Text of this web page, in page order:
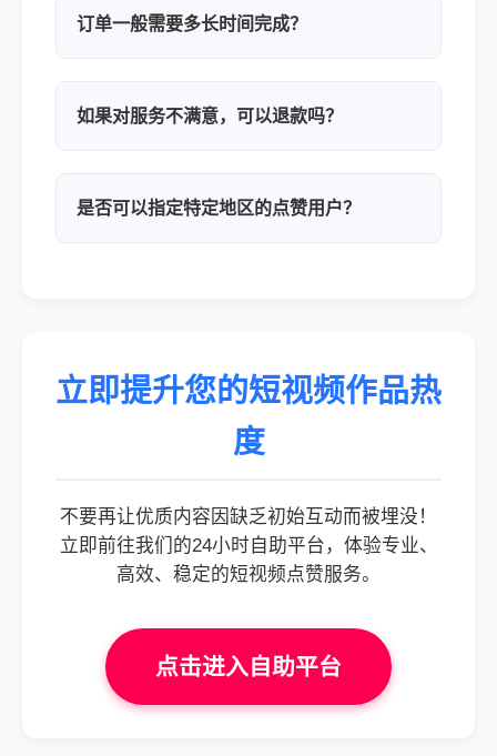
订单一般需要多长时间完成？
如果对服务不满意，可以退款吗？
是否可以指定特定地区的点赞用户？
立即提升您的短视频作品热
度
不要再让优质内容因缺乏初始互动而被埋没！
立即前往我们的24小时自助平台，体验专业、
高效、稳定的短视频点赞服务。
点击进入自助平台